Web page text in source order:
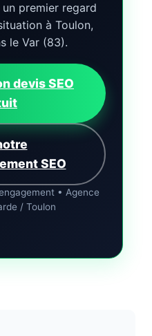
premier regard
à Toulon,
le Var (83).
devis SEO
SEO
• Agence
/ Toulon